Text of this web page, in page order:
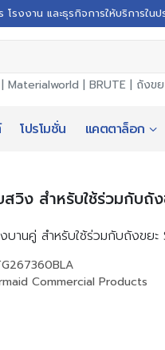
งงาน และธุรกิจการให้บริการในป
| Materialworld | BRUTE | ถังข
โปรโมชั่น แคตตาล็อก
สวิง สำหรับใช้ร่วมกับถั
บานคู่ สำหรับใช้ร่วมกับถังขยะ
Commercial Products